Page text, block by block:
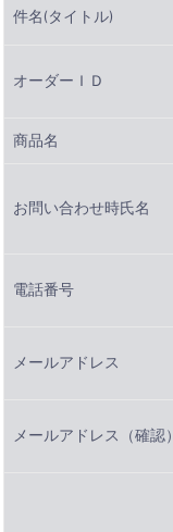
件名(タイトル)
オーダーＩＤ
商品名
お問い合わせ時氏名
電話番号
メールアドレス
メールアドレス（確認）